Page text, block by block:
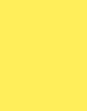
Sie zog
August
in der